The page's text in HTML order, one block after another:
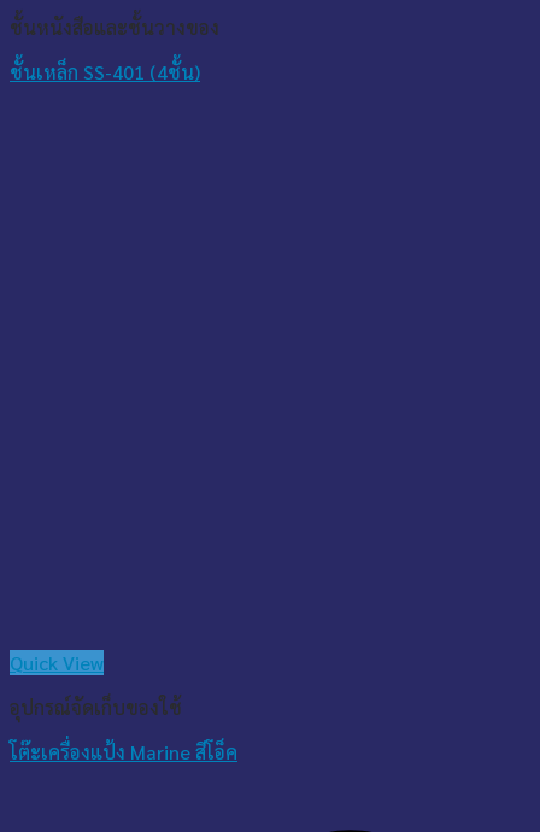
ชั้นหนังสือและชั้นวางของ
ชั้นเหล็ก SS-401 (4ชั้น)
Quick View
อุปกรณ์จัดเก็บของใช้
โต๊ะเครื่องแป้ง Marine สีโอ็ค